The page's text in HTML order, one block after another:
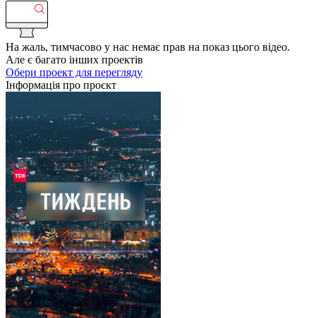
На жаль, тимчасово у нас немає прав на показ цього відео.
Але є багато інших проектів
Обери проект для перегляду
Інформація про проєкт